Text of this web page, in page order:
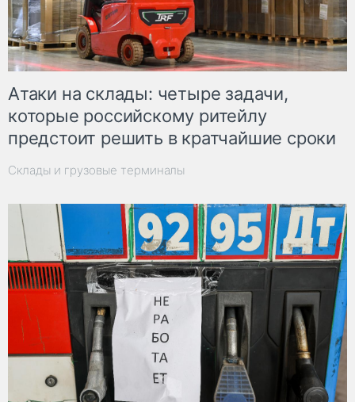
Атаки на склады: четыре задачи,
которые российскому ритейлу
предстоит решить в кратчайшие сроки
Склады и грузовые терминалы